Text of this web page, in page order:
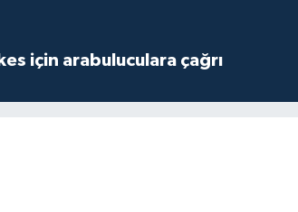
için arabuluculara çağrı